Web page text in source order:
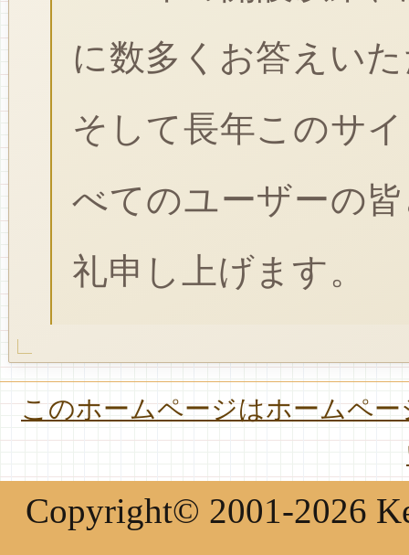
に数多くお答えい
そして長年このサ
べてのユーザーの
礼申し上げます。
このホームページはホームペ
Copyright© 2001-2026